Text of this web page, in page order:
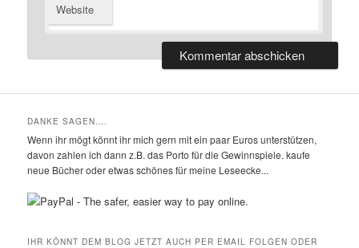
Website
DANKE SAGEN….
Wenn ihr mögt könnt ihr mich gern mit ein paar Euros unterstützen,
davon zahlen ich dann z.B. das Porto für die Gewinnspiele. kaufe
neue Bücher oder etwas schönes für meine Leseecke...
IHR KÖNNT DEM BLOG JETZT AUCH PER EMAIL FOLGEN ODER